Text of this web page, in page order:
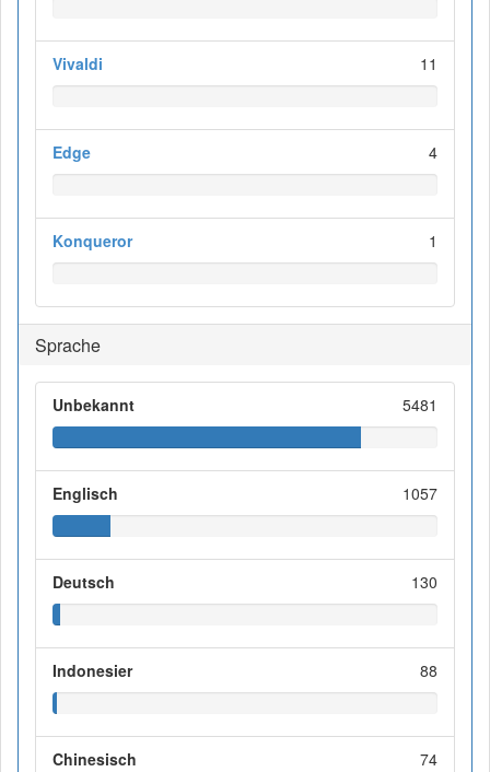
Vivaldi 11
Edge 4
Konqueror 1
Sprache
Unbekannt 5481
Englisch 1057
Deutsch 130
Indonesier 88
Chinesisch 74